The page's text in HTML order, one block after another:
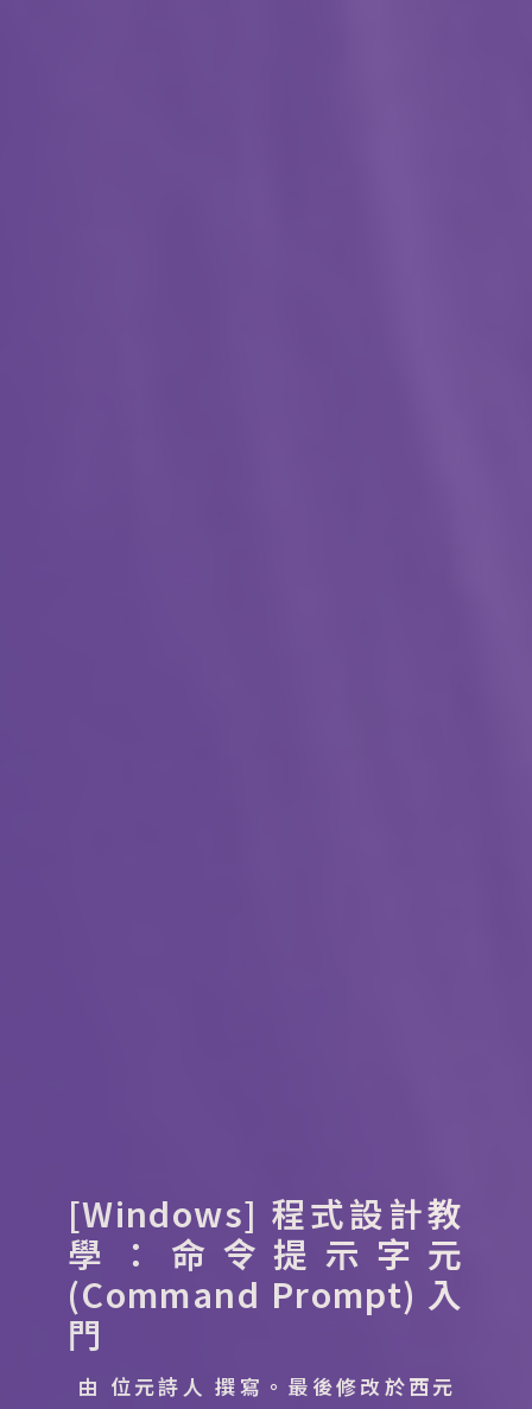
[Windows] 程式設計教
學：命令提示字元
(Command Prompt) 入
門
由 位元詩人 撰寫。 最後修改於西元